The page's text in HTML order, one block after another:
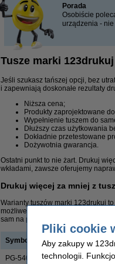
Porada
Osobiście
urządzenia -
Tusze marki
Jeśli szukasz tańszej opcji, bez
i zapewniają doskonałe rezultaty
Niższa cena;
Produkty zaprojektowane
Wypełnienie tuszem do
Dłuższy czas użytkowania
Dokładnie przetestowane
Dożywotnia gwarancja.
Ostatni punkt to nie żart. Drukuj
wkładami, zawsze oferujemy
Drukuj więcej za mniej z
Warianty tuszów marki 123drukuj
możliwe? W przeciwieństwie do
sam na poniższych przykładach:
Symbol tuszu
PG-540
Pliki cookie
Aby zakupy w
technologii.